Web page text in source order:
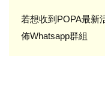
若想收到POPA最新
佈Whatsapp群組